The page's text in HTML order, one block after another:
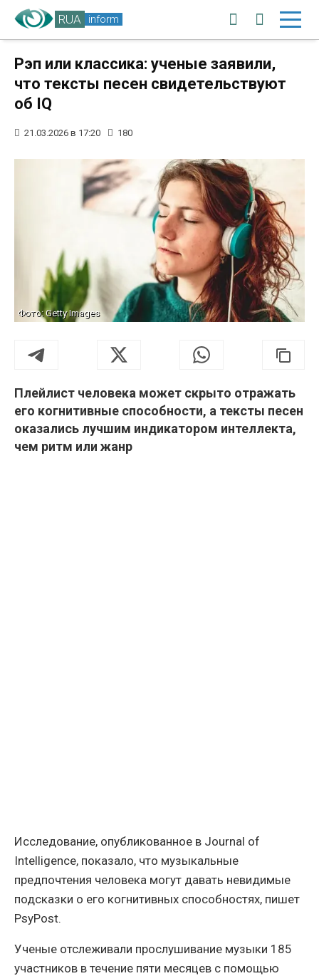
RUA inform
Рэп или классика: ученые заявили,
что тексты песен свидетельствуют
об IQ
21.03.2026 в 17:20 180
Фото: Getty Images
Плейлист человека может скрыто отражать
его когнитивные способности, а тексты песен
оказались лучшим индикатором интеллекта,
чем ритм или жанр
Исследование, опубликованное в Journal of
Intelligence, показало, что музыкальные
предпочтения человека могут давать невидимые
подсказки о его когнитивных способностях, пишет
РsyРost.
Ученые отслеживали прослушивание музыки 185
участников в течение пяти месяцев с помощью